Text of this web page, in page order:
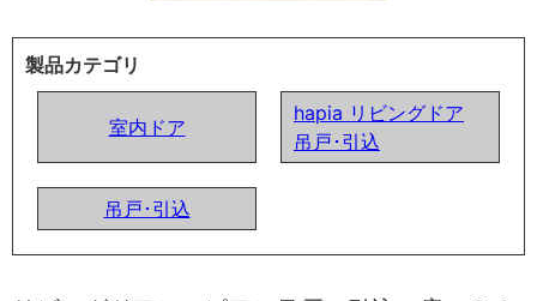
製品カテゴリ
室内ドア
hapia リビングドア
吊戸･引込
吊戸･引込